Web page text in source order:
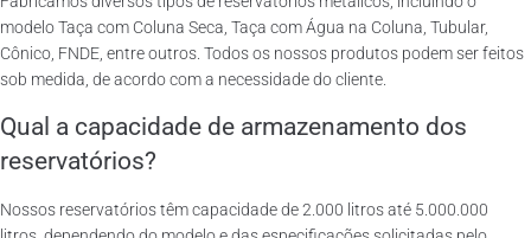
modelo Taça com Coluna Seca, Taça com Água na Coluna, Tubular,
Cônico, FNDE, entre outros. Todos os nossos produtos podem ser feitos
sob medida, de acordo com a necessidade do cliente.
Qual a capacidade de armazenamento dos
reservatórios?
Nossos reservatórios têm capacidade de 2.000 litros até 5.000.000